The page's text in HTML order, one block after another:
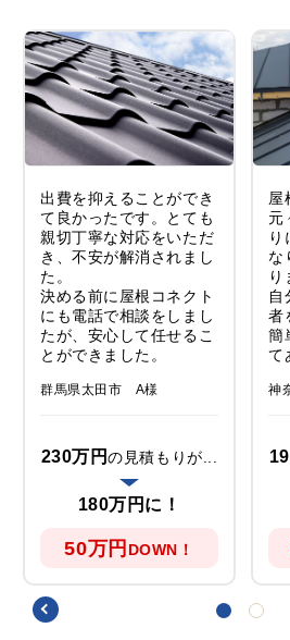
出費を抑えることができ
て良かったです。とても
親切丁寧な対応をいただ
き、不安が解消されまし
た。
決める前に屋根コネクト
にも電話で相談をしまし
たが、安心して任せるこ
とができました。
群馬県太田市 A様
230万円の見積もりが...
180万円に！
50万円 DOWN！
屋
元
り
な
り
自
者
簡
て
神